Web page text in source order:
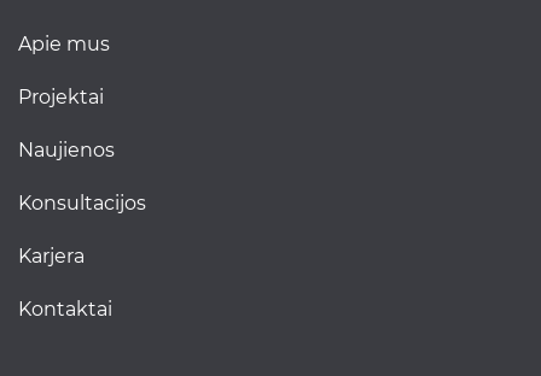
apie mus
projektai
naujienos
konsultacijos
karjera
kontaktai